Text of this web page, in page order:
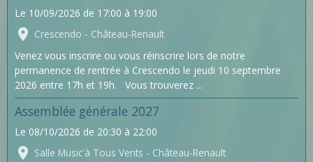
Le 10/09/2026 de 17:00 à 19:00
Crescendo - Château-Renault
Venez vous inscrire ou vous réinscrire lors de notre
permanence de rentrée à Crescendo le jeudi 10 septembre
2026 entre 17h et 19h. Vous trouverez ...
Assemblée générale 2027
Le 08/10/2026 de 20:30 à 22:00
Salle Music'à Tous Vents - Château-Renault